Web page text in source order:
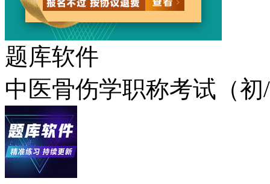
题库软件
中医骨伤学职称考试（